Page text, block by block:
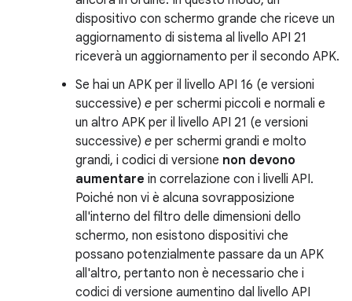
dispositivo con schermo grande che riceve un
aggiornamento di sistema al livello API 21
riceverà un aggiornamento per il secondo APK.
Se hai un APK per il livello API 16 (e versioni
successive) e per schermi piccoli e normali e
un altro APK per il livello API 21 (e versioni
successive) e per schermi grandi e molto
grandi, i codici di versione non devono
aumentare in correlazione con i livelli API.
Poiché non vi è alcuna sovrapposizione
all'interno del filtro delle dimensioni dello
schermo, non esistono dispositivi che
possano potenzialmente passare da un APK
all'altro, pertanto non è necessario che i
codici di versione aumentino dal livello API